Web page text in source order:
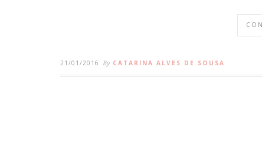
21/01/2016 By CATARINA ALVES DE SOUSA